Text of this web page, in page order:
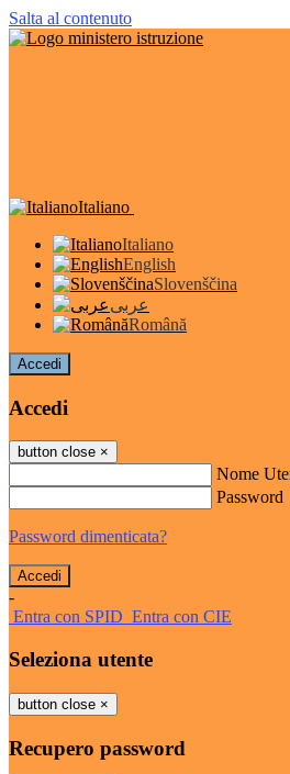
Salta al contenuto
Italiano
Italiano
English
Slovenščina
عربى
Română
Accedi
Accedi
button close ×
Nome
Password
Password dimenticata?
-
Entra con SPID Entra con CIE
Seleziona utente
button close ×
Recupero password